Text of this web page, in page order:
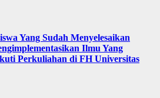
Yang Sudah Menyelesaikan
Ilmu Yang
Perkuliahan di FH Universitas